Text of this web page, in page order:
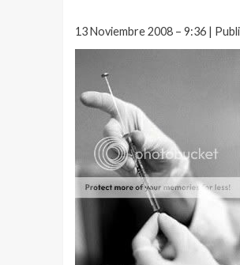
13 Noviembre 2008 – 9:36 |